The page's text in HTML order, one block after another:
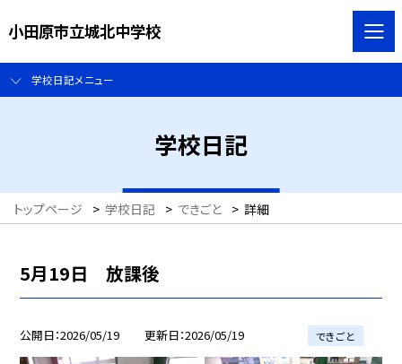
小田原市立城北中学校
学校日記メニュー
学校日記
トップページ > 学校日記 > できごと > 詳細
5月19日 放課後
公開日 2026/05/19 更新日 2026/05/19 できごと